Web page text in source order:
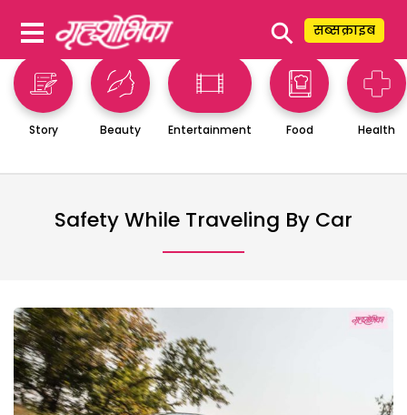
⚲ सब्सक्राइब
Story Beauty Entertainment Food Health
Safety While Traveling By Car